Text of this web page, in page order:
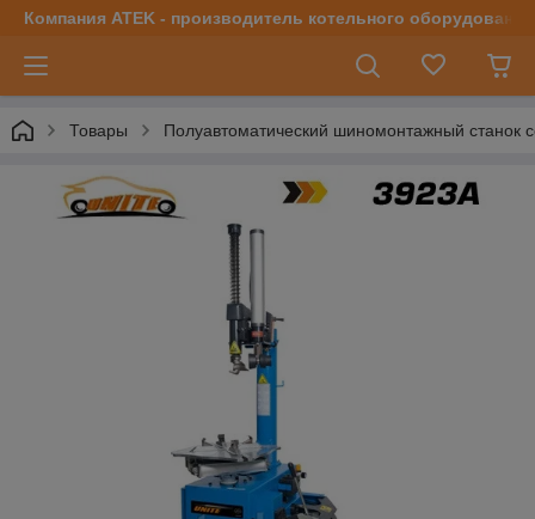
Компания ATEK - производитель котельного оборудования
Товары Полуавтоматический шиномонтажный станок